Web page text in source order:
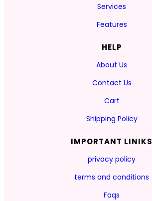
Services
Features
HELP
About Us
Contact Us
Cart
Shipping Policy
IMPORTANT LINIKS
privacy policy
terms and conditions
Faqs